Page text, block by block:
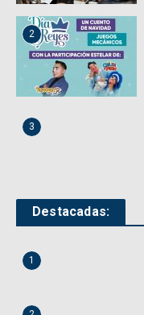
2
3
Destacadas:
1